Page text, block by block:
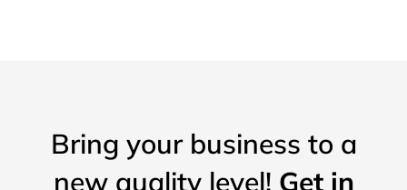
Bring your business to a
new quality level! Get in